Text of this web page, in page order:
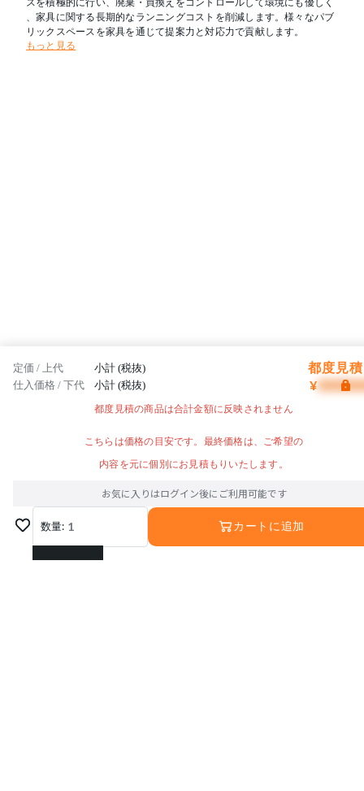
スを積極的に行い、廃棄・買換えをコントロールして環境にも優しく
、家具に関する長期的なランニングコストを削減します。様々なパブ
リックスペースを家具を通じて提案力と対応力で貢献します。
もっと見る
定価 / 上代 小計 (税抜) 都度見
仕入価格 / 下代 小計 (税抜) ¥
都度見積の商品は合計金額に反映されません
こちらは価格の目安です。最終価格は、ご希望の
内容を元に個別にお見積もりいたします。
お気に入りはログイン後にご利用可能です
数量: 1
1
カートに追加